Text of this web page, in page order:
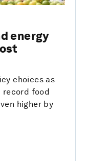
energy
choices as
food
higher by